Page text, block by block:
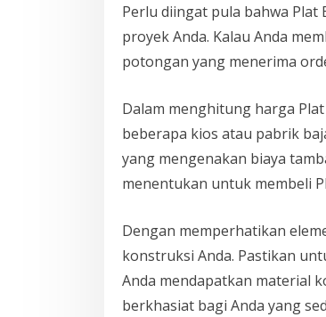
Perlu diingat pula bahwa
proyek Anda. Kalau Anda
potongan yang menerima
Dalam menghitung harga
beberapa kios atau pabrik
yang mengenakan biaya
menentukan untuk membeli
Dengan memperhatikan
konstruksi Anda. Pastikan
Anda mendapatkan material
berkhasiat bagi Anda yang